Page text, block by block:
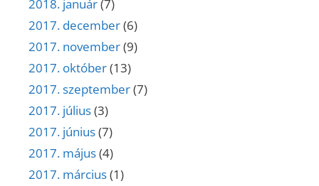
2018. január(7)
2017. december(6)
2017. november(9)
2017. október(13)
2017. szeptember(7)
2017. július(3)
2017. június(7)
2017. május(4)
2017. március(1)